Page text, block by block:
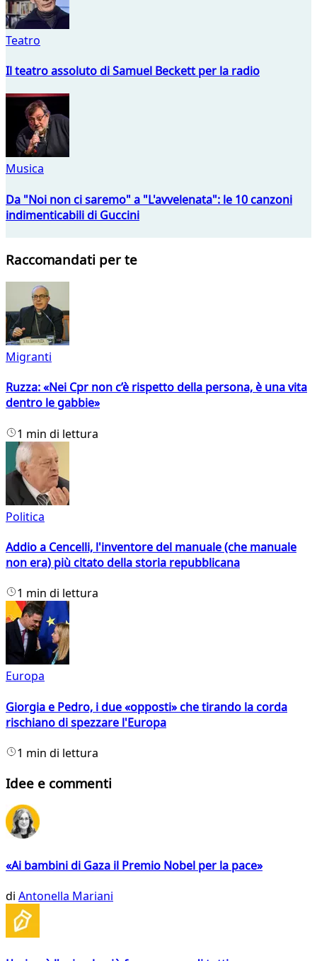
Teatro
Il teatro assoluto di Samuel Beckett per la radio
Musica
Da "Noi non ci saremo" a "L'avvelenata": le 10 canzoni
indimenticabili di Guccini
Raccomandati per te
Migranti
Ruzza: «Nei Cpr non c’è rispetto della persona, è una vita
dentro le gabbie»
1 min di lettura
Politica
Addio a Cencelli, l'inventore del manuale (che manuale
non era) più citato della storia repubblicana
1 min di lettura
Europa
Giorgia e Pedro, i due «opposti» che tirando la corda
rischiano di spezzare l'Europa
1 min di lettura
Idee e commenti
«Ai bambini di Gaza il Premio Nobel per la pace»
di Antonella Mariani